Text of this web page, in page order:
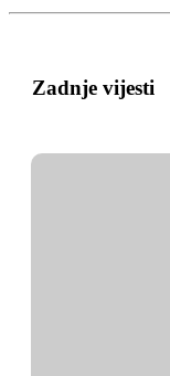
Zadnje vijesti